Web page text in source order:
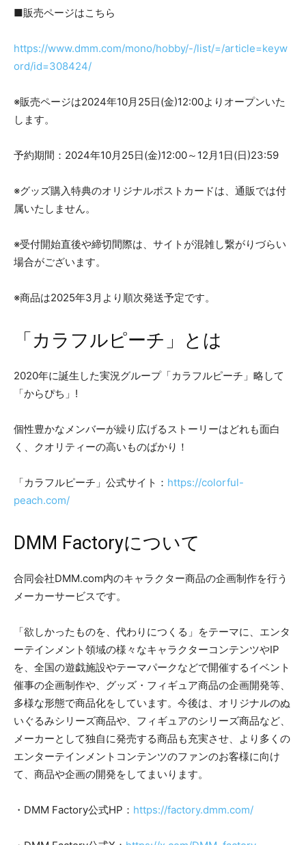
■販売ページはこちら
https://www.dmm.com/mono/hobby/-/list/=/article=keyw
ord/id=308424/
※販売ページは2024年10月25日(金)12:00よりオープンいた
します。
予約期間：2024年10月25日(金)12:00～12月1日(日)23:59
※グッズ購入特典のオリジナルポストカードは、通販では付
属いたしません。
※受付開始直後や締切間際は、サイトが混雑し繋がりづらい
場合がございます。
※商品は2025年3月より順次発送予定です。
「カラフルピーチ」とは
2020年に誕生した実況グループ「カラフルピーチ」略して
「からぴち」!
個性豊かなメンバーが繰り広げるストーリーはどれも面白
く、クオリティーの高いものばかり！
「カラフルピーチ」公式サイト： https://colorful-
peach.com/
DMM Factoryについて
合同会社DMM.com内のキャラクター商品の企画制作を行う
メーカーサービスです。
「欲しかったものを、代わりにつくる」をテーマに、エンタ
ーテインメント領域の様々なキャラクターコンテンツやIP
を、全国の遊戯施設やテーマパークなどで開催するイベント
催事の企画制作や、グッズ・フィギュア商品の企画開発等、
多様な形態で商品化をしています。今後は、オリジナルのぬ
いぐるみシリーズ商品や、フィギュアのシリーズ商品など、
メーカーとして独自に発売する商品も充実させ、より多くの
エンターテインメントコンテンツのファンのお客様に向け
て、商品や企画の開発をしてまいります。
・DMM Factory公式HP： https://factory.dmm.com/